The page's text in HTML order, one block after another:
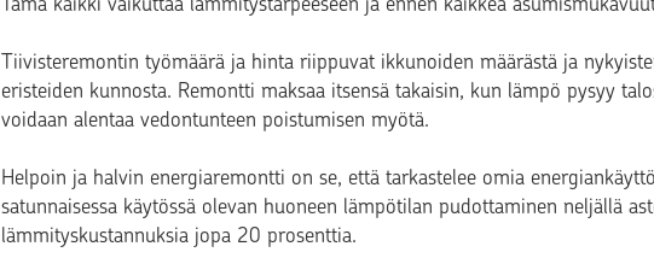
Tiivisteremontin työmäärä ja hinta riippuvat ikkunoiden määrästä ja
eristeiden kunnosta. Remontti maksaa itsensä takaisin, kun lämpö pysyy
voidaan alentaa vedontunteen poistumisen myötä.
Helpoin ja halvin energiaremontti on se, että tarkastelee omia
satunnaisessa käytössä olevan huoneen lämpötilan pudottaminen neljällä
lämmityskustannuksia jopa 20 prosenttia.